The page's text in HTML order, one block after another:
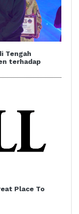
Tengah
terhadap
Place To